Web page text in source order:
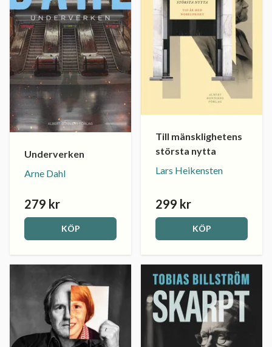
Underverken
Arne Dahl
279 kr
KÖP
Till mänsklighetens
största nytta
Lars Heikensten
299 kr
KÖP